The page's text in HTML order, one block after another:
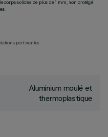
corps solides de plus de 1 mm, non protégé
pertinentes.
Aluminium moulé et
thermoplastique